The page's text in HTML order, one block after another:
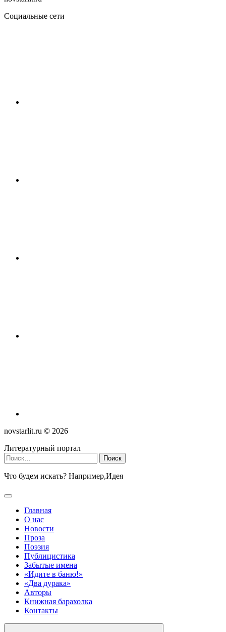
Социальные сети
novstarlit.ru © 2026
Литературный портал
Найти:
Что будем искать? Например,Идея
Главная
О нас
Новости
Проза
Поэзия
Публицистика
Забытые имена
«Идите в баню!»
«Два дурака»
Авторы
Книжная барахолка
Контакты